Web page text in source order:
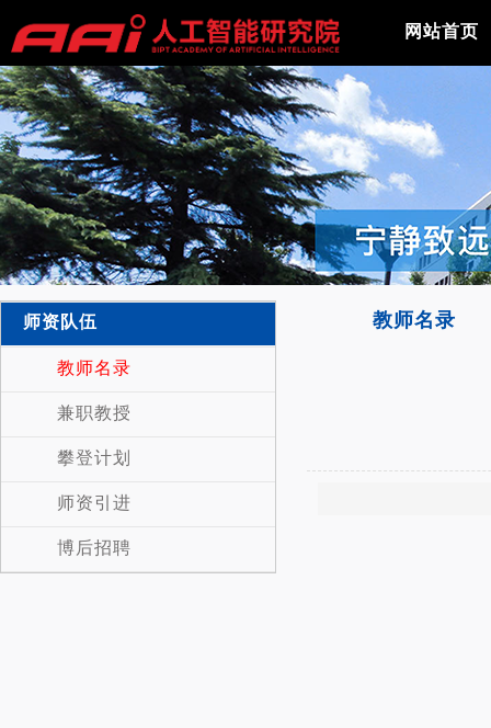
网站首页
师资队伍
教师名录
兼职教授
攀登计划
师资引进
博后招聘
教师名录